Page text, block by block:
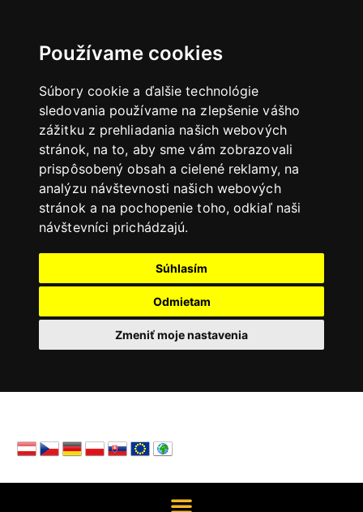
Používame cookies
Súbory cookie a ďalšie technológie
sledovania používame na zlepšenie vášho
zážitku z prehliadania našich webových
stránok, na to, aby sme vám zobrazovali
prispôsobený obsah a cielené reklamy, na
analýzu návštevnosti našich webových
stránok a na pochopenie toho, odkiaľ naši
návštevníci prichádzajú.
Súhlasím
Odmietam
Zmeniť moje nastavenia